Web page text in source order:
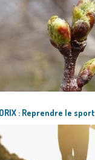
: Reprendre le sport